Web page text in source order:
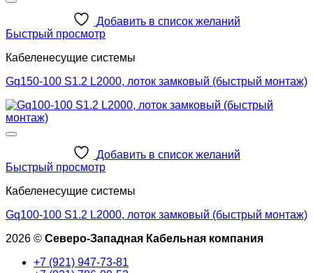
Добавить в список желаний
Быстрый просмотр
Кабеленесущие системы
Gq150-100 S1.2 L2000, лоток замковый (быстрый монтаж)
Добавить в список желаний
Быстрый просмотр
Кабеленесущие системы
Gq100-100 S1.2 L2000, лоток замковый (быстрый монтаж)
2026 © Северо-Западная Кабельная компания
+7 (921) 947-73-81